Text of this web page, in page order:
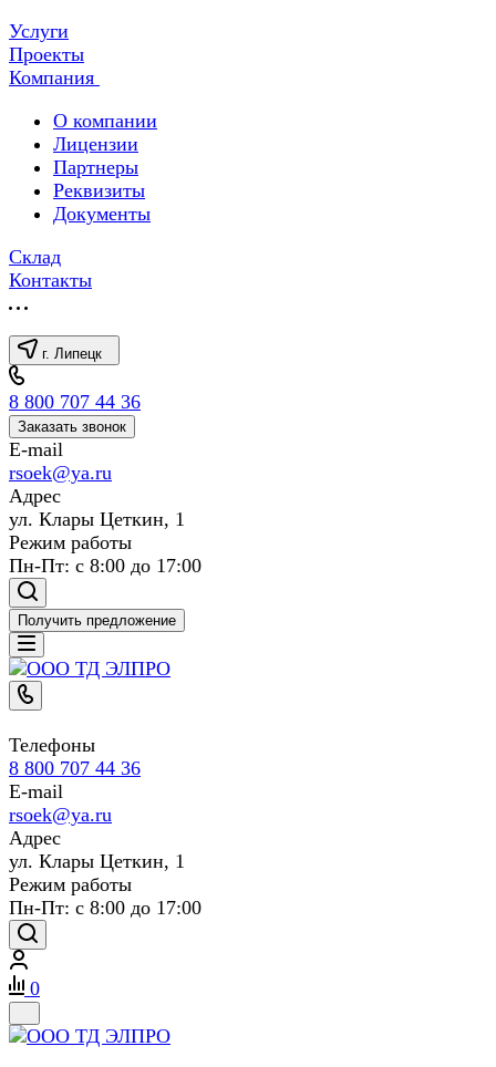
Услуги
Проекты
Компания
О компании
Лицензии
Партнеры
Реквизиты
Документы
Склад
Контакты
г. Липецк
8 800 707 44 36
Заказать звонок
E-mail
rsoek@ya.ru
Адрес
ул. Клары Цеткин, 1
Режим работы
Пн-Пт: с 8:00 до 17:00
Получить предложение
Телефоны
8 800 707 44 36
E-mail
rsoek@ya.ru
Адрес
ул. Клары Цеткин, 1
Режим работы
Пн-Пт: с 8:00 до 17:00
0